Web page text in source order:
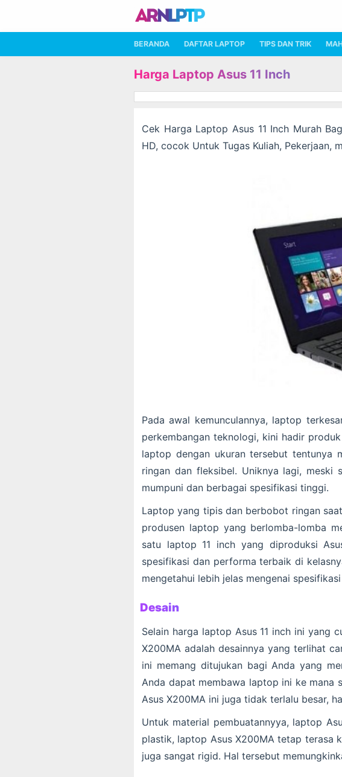
BERANDA DAFTAR LAPTOP TIPS DAN TRIK
Harga Laptop Asus 11 Inch
Cek Harga Laptop Asus 11 Inch Murah
HD, cocok Untuk Tugas Kuliah, Pekerjaan,
Pada awal kemunculannya, laptop
perkembangan teknologi, kini hadir
laptop dengan ukuran tersebut tentunya
ringan dan fleksibel. Uniknya lagi, meski
mumpuni dan berbagai spesifikasi tinggi.
Laptop yang tipis dan berbobot ringan
produsen laptop yang berlomba-lomba
satu laptop 11 inch yang diproduksi
spesifikasi dan performa terbaik di
mengetahui lebih jelas mengenai
Desain
Selain harga laptop Asus 11 inch ini yang
X200MA adalah desainnya yang terlihat
ini memang ditujukan bagi Anda yang
Anda dapat membawa laptop ini ke mana
Asus X200MA ini juga tidak terlalu besar,
Untuk material pembuatannyya, laptop
plastik, laptop Asus X200MA tetap terasa
juga sangat rigid. Hal tersebut